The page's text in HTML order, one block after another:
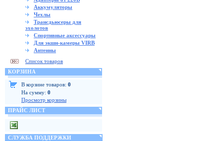
Аккумуляторы
Чехлы
Трансдьюсеры для
эхолотов
Спортивные аксессуары
Для экшн-камеры VIRB
Антенны
Список товаров
КОРЗИНА
В корзине товаров: 0
На сумму: 0
Просмотр корзины
ПРАЙС ЛИСТ
СЛУЖБА ПОДДЕРЖКИ